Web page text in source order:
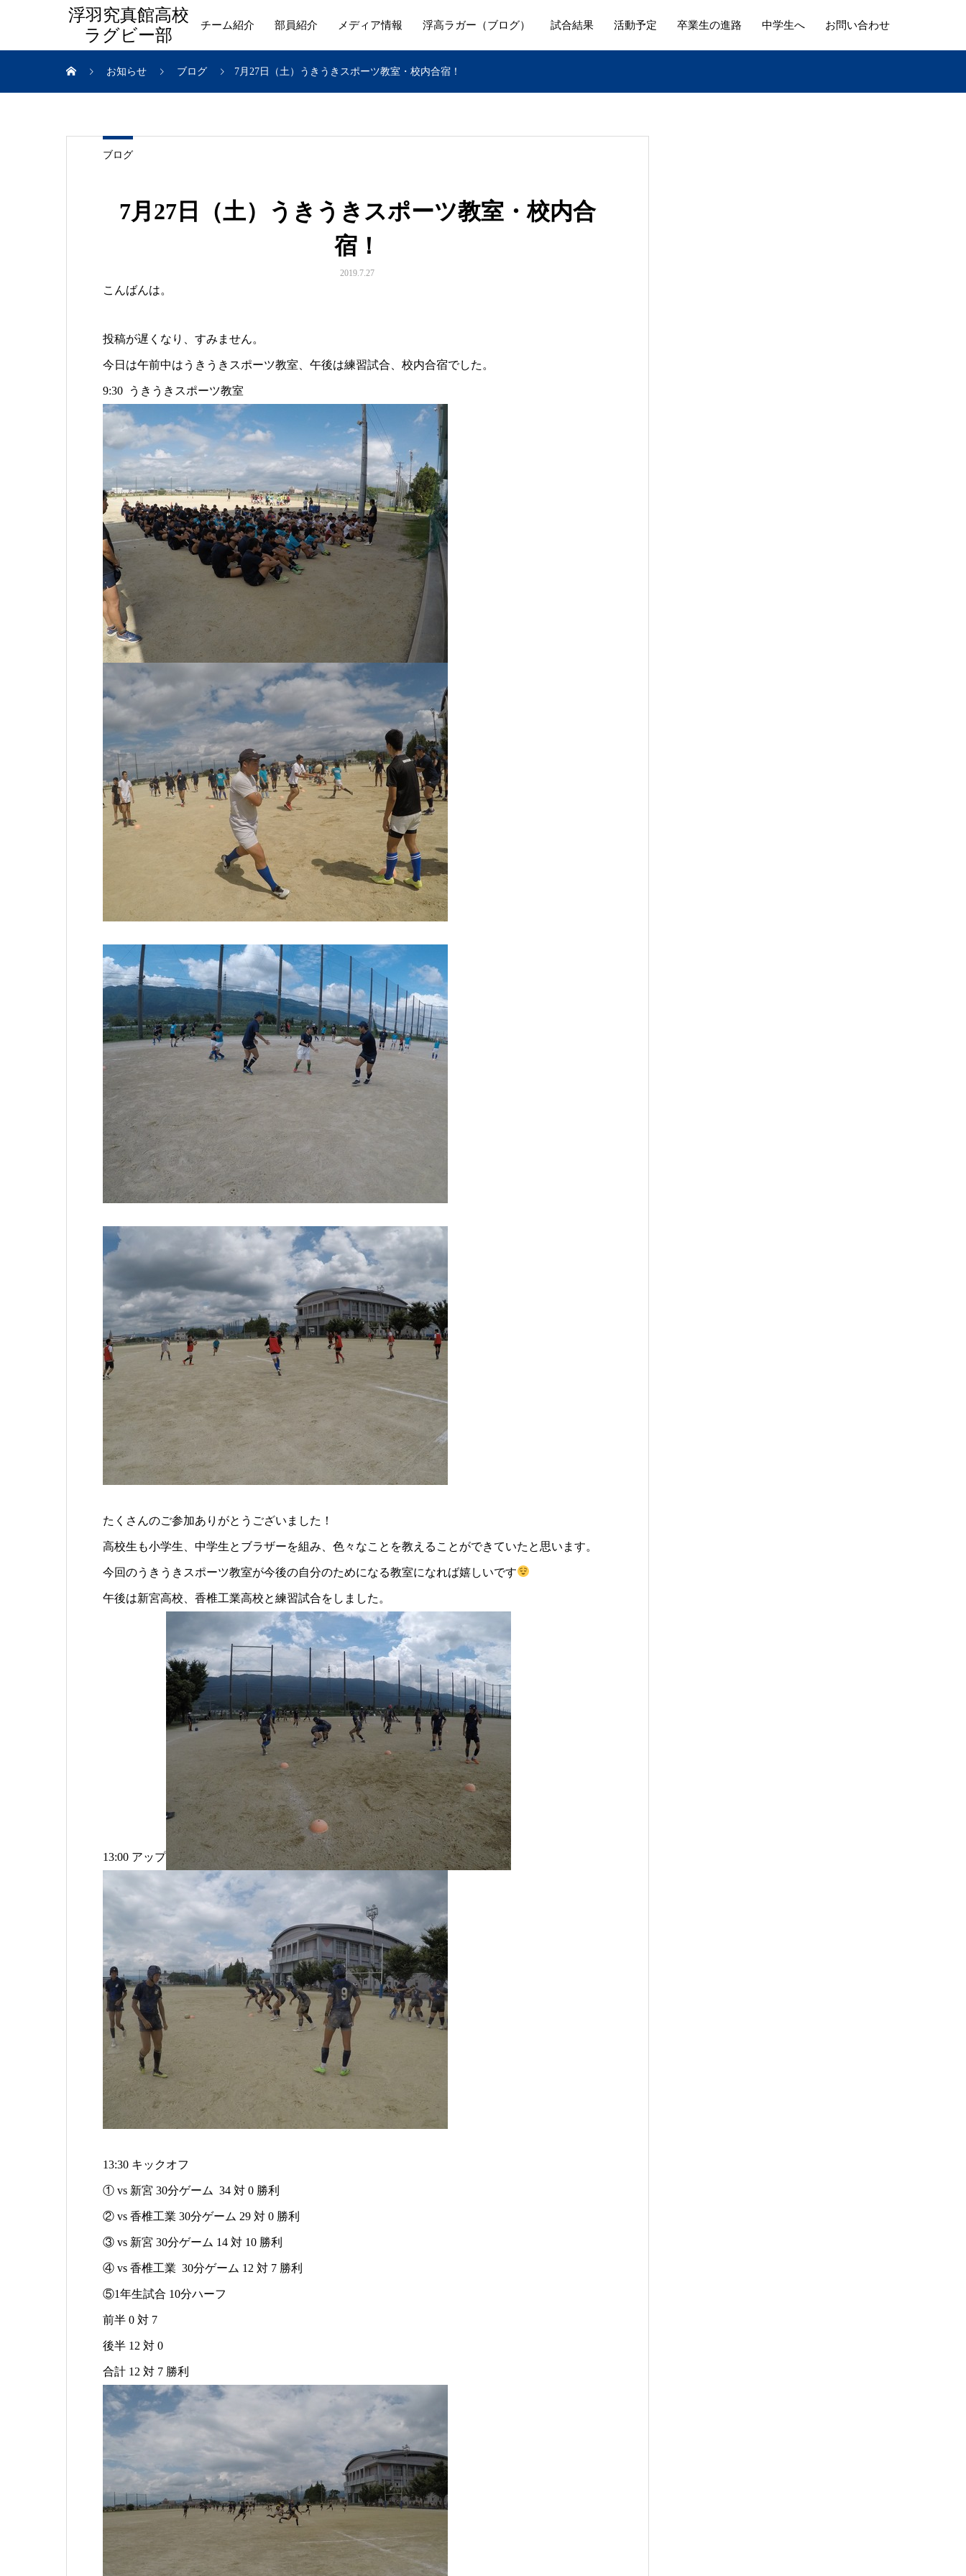
浮羽究真館高校
ラグビー部
チーム紹介 部員紹介 メディア情報 浮高ラガー（ブログ） 試合結果 活動予定 卒業生の進路 中学生へ お問い合わせ
お知らせ ブログ 7月27日（土）うきうきスポーツ教室・校内合宿！
ブログ
7月27日（土）うきうきスポーツ教室・校内合
宿！
2019.7.27
こんばんは。
投稿が遅くなり、すみません。
今日は午前中はうきうきスポーツ教室、午後は練習試合、校内合宿でした。
9:30 うきうきスポーツ教室
たくさんのご参加ありがとうございました！
高校生も小学生、中学生とブラザーを組み、色々なことを教えることができていたと思います。
今回のうきうきスポーツ教室が今後の自分のためになる教室になれば嬉しいです
午後は新宮高校、香椎工業高校と練習試合をしました。
13:00 アップ
13:30 キックオフ
① vs 新宮 30分ゲーム 34 対 0 勝利
② vs 香椎工業 30分ゲーム 29 対 0 勝利
③ vs 新宮 30分ゲーム 14 対 10 勝利
④ vs 香椎工業 30分ゲーム 12 対 7 勝利
⑤1年生試合 10分ハーフ
前半 0 対 7
後半 12 対 0
合計 12 対 7 勝利